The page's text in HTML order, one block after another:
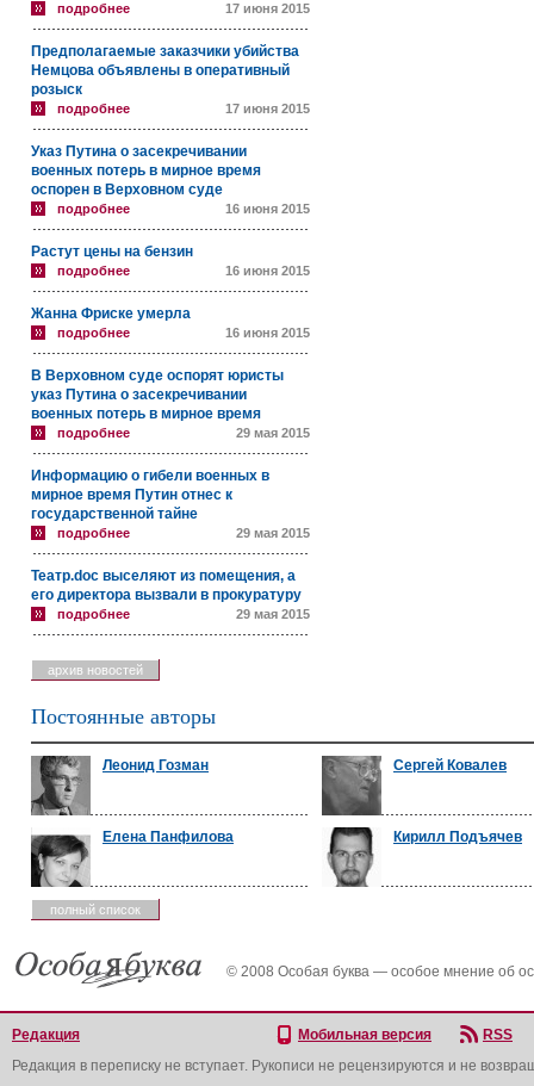
подробнее 17 июня 2015
Предполагаемые заказчики убийства
Немцова объявлены в оперативный
розыск
подробнее 17 июня 2015
Указ Путина о засекречивании
военных потерь в мирное время
оспорен в Верховном суде
подробнее 16 июня 2015
Растут цены на бензин
подробнее 16 июня 2015
Жанна Фриске умерла
подробнее 16 июня 2015
В Верховном суде оспорят юристы
указ Путина о засекречивании
военных потерь в мирное время
подробнее 29 мая 2015
Информацию о гибели военных в
мирное время Путин отнес к
государственной тайне
подробнее 29 мая 2015
Театр.doc выселяют из помещения, а
его директора вызвали в прокуратуру
подробнее 29 мая 2015
архив новостей
Постоянные авторы
Леонид Гозман Сергей Ковалев
Елена Панфилова Кирилл Подъячев
полный список
© 2008 Особая буква — особое мнение об
Редакция Мобильная версия
RSS
Редакция в переписку не вступает. Рукописи не рецензируются и не